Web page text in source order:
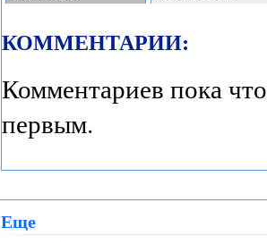
КОММЕНТАРИИ:
Комментариев пока
первым.
Еще